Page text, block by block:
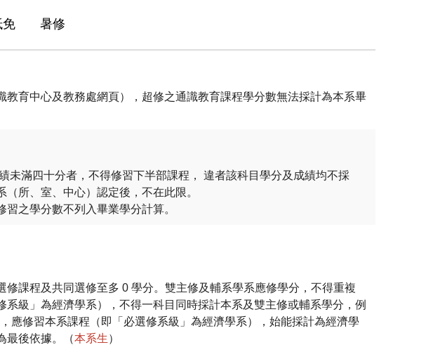
免 暑修
育中心及教務處網頁），超修之通識教育課程學分數無法採計為本系畢
滿四十分者，不得修習下半部課程， 違者該科目學分及成績均不採
所、室、中心）認定後，不在此限。
之學分數不列入畢業學分計算。
課程及共同選修至多 0 學分。雙主修及輔系學系應修學分，不得重複
級」為經濟學系），不得一科目同時採計本系及雙主修或輔系學分，例
應修習本系課程（即「必選修系級」為經濟學系），始能採計為經濟學
最後依據。（本系生）